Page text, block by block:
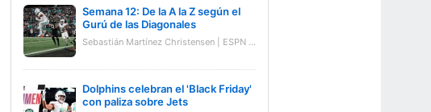
Semana 12: De la A la Z según el
Gurú de las Diagonales
Sebastián Martínez Christensen | ESPN Digital
Dolphins celebran el 'Black Friday'
con paliza sobre Jets